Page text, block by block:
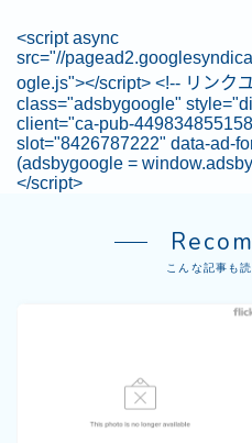
<script async
src="//
ogle.js"></script> <!-- リンク
class="adsbygoogle"
client="ca-pub-
slot="8426787222" data-ad-
(adsbygoogle =
</script>
こんな記事も